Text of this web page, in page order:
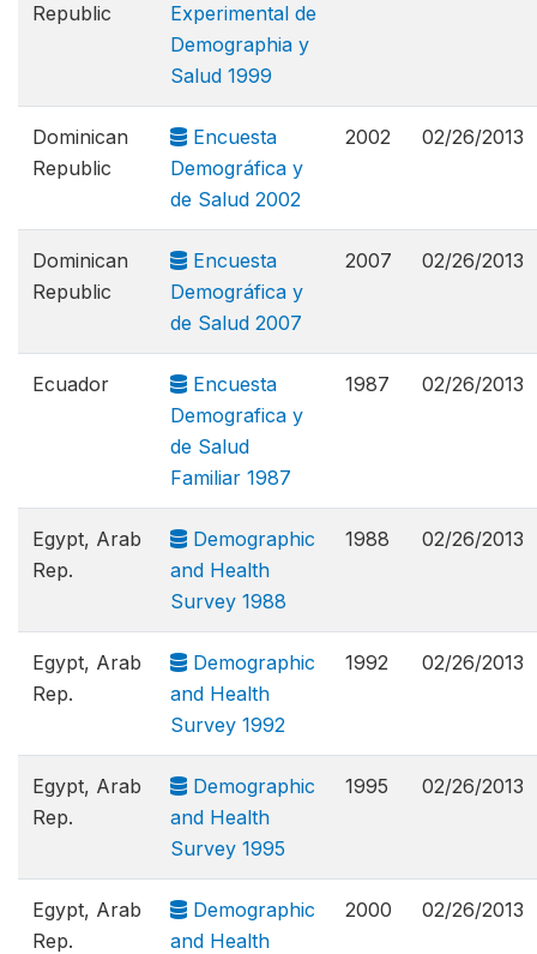
Republic
Experimental de
Demographia y
Salud 1999
Dominican
Republic
Encuesta
Demográfica y
de Salud 2002
2002 02/26/2013
Dominican
Republic
Encuesta
Demográfica y
de Salud 2007
2007 02/26/2013
Ecuador
Encuesta
Demografica y
de Salud
Familiar 1987
1987 02/26/2013
Egypt, Arab
Rep.
Demographic
and Health
Survey 1988
1988 02/26/2013
Egypt, Arab
Rep.
Demographic
and Health
Survey 1992
1992 02/26/2013
Egypt, Arab
Rep.
Demographic
and Health
Survey 1995
1995 02/26/2013
Egypt, Arab
Rep.
Demographic
and Health
2000 02/26/2013